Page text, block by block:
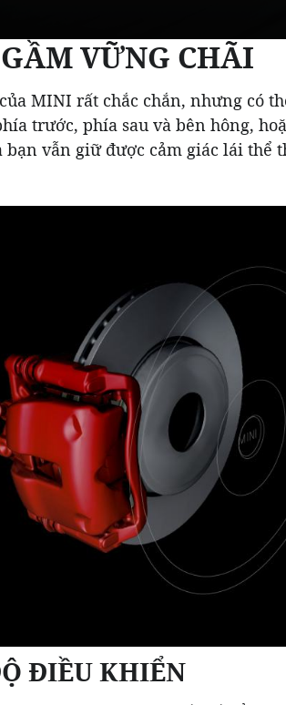
VỮNG CHÃI
MINI rất chắc chắn, nhưng có
trước, phía sau và bên hông,
bạn vẫn giữ được cảm giác lái thể
ĐIỀU KHIỂN